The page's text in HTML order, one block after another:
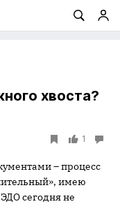
хвоста?
1
– процесс
имею
сегодня не